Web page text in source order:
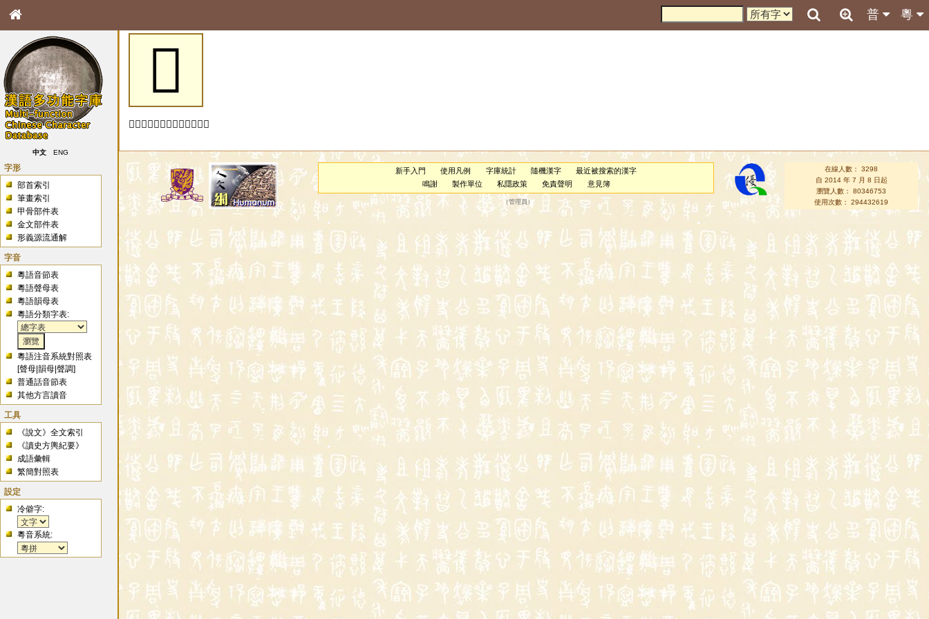
粵
普
中文 ENG
字形
部首索引
筆畫索引
甲骨部件表
金文部件表
形義源流通解
字音
粵語音節表
粵語聲母表
粵語韻母表
粵語分類字表:
粵語注音系統對照表
[聲母 |韻母 |聲調]
普通話音節表
其他方言讀音
工具
《說文》全文索引
《讀史方輿紀要》
成語彙輯
繁簡對照表
設定
冷僻字:
粵音系統:
𬦠
「𬦠」字未收錄於本資料庫。
新手入門 使用凡例 字庫統計 隨機漢字
最近被搜索的漢字
鳴謝
製作單位 私隱政策 免責聲明 意見簿
（管理員 ）
在線人數： 3298
自 2014 年 7 月 8 日起
瀏覽人數： 80346753
使用次數： 294432619